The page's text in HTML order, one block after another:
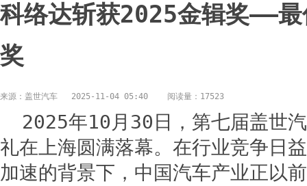
科络达斩获2025金辑奖——
奖
来源：盖世汽车 2025-11-04 05:40 阅读量：17523
2025年10月30日，第七届盖世
礼在上海圆满落幕。在行业竞争日
加速的背景下，中国汽车产业正以